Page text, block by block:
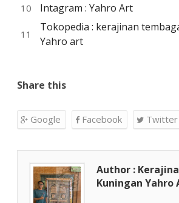
Intagram : Yahro Art
Tokopedia : kerajinan
Yahro art
Share this
Google Facebook Twitter
Author :
Kuningan Yahro